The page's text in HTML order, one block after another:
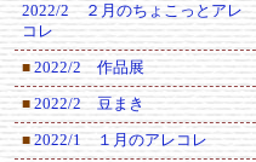
2022/2 ２月のちょこっとアレ
コレ
■ 2022/2 作品展
■ 2022/2 豆まき
■ 2022/1 １月のアレコレ